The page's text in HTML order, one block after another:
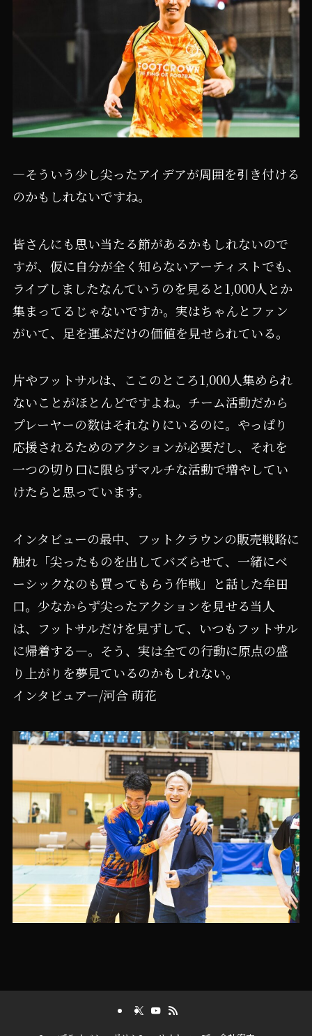
―そういう少し尖ったアイデアが周囲を引き付ける
のかもしれないですね。
皆さんにも思い当たる節があるかもしれないので
すが、仮に自分が全く知らないアーティストでも、
ライブしましたなんていうのを見ると1,000人とか
集まってるじゃないですか。実はちゃんとファン
がいて、足を運ぶだけの価値を見せられている。
片やフットサルは、ここのところ1,000人集められ
ないことがほとんどですよね。チーム活動だから
プレーヤーの数はそれなりにいるのに。やっぱり
応援されるためのアクションが必要だし、それを
一つの切り口に限らずマルチな活動で増やしてい
けたらと思っています。
インタビューの最中、フットクラウンの販売戦略に
触れ「尖ったものを出してバズらせて、一緒にベ
ーシックなのも買ってもらう作戦」と話した牟田
口。少なからず尖ったアクションを見せる当人
は、フットサルだけを見ずして、いつもフットサル
に帰着する―。そう、実は全ての行動に原点の盛
り上がりを夢見ているのかもしれない。
インタビュアー/河合 萌花